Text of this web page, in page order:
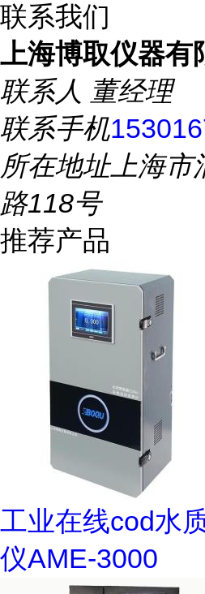
联系我们
上海博取仪器有
联系人 董经理
联系手机
所在地址上海市
路118号
推荐产品
工业在线cod水
仪AME-3000